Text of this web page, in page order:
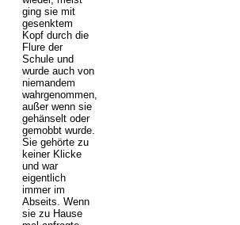
ging sie mit
gesenktem
Kopf durch die
Flure der
Schule und
wurde auch von
niemandem
wahrgenommen,
außer wenn sie
gehänselt oder
gemobbt wurde.
Sie gehörte zu
keiner Klicke
und war
eigentlich
immer im
Abseits. Wenn
sie zu Hause